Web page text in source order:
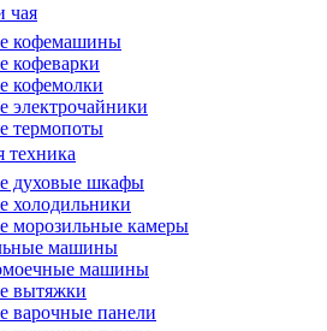
чая
кофемашины
кофеварки
кофемолки
электрочайники
термопоты
техника
духовые шкафы
холодильники
морозильные камеры
машины
машины
вытяжки
варочные панели